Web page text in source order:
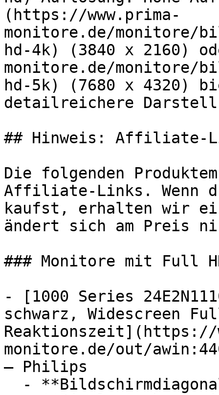
(https://www.prima-
monitore.de/monitore/
hd-4k) (3840 x 2160)
monitore.de/monitore/
hd-5k) (7680 x 4320)
detailreichere
## Hinweis: Affiliate-
Die folgenden
Affiliate-Links. Wenn
kaufst, erhalten wir
ändert sich am Preis
### Monitore mit Full
- [1000 Series
schwarz, Widescreen
Reaktionszeit](https://
monitore.de/out/
— Philips